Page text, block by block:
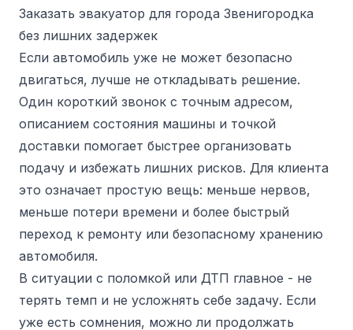
Заказать эвакуатор для города Звенигородка
без лишних задержек
Если автомобиль уже не может безопасно
двигаться, лучше не откладывать решение.
Один короткий звонок с точным адресом,
описанием состояния машины и точкой
доставки помогает быстрее организовать
подачу и избежать лишних рисков. Для клиента
это означает простую вещь: меньше нервов,
меньше потери времени и более быстрый
переход к ремонту или безопасному хранению
автомобиля.
В ситуации с поломкой или ДТП главное - не
терять темп и не усложнять себе задачу. Если
уже есть сомнения, можно ли продолжать